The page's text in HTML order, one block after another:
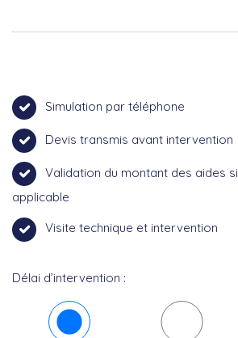
Simulation par téléphone
Devis transmis avant intervention
Validation du montant des aides si
applicable
Visite technique et intervention
Délai d’intervention :